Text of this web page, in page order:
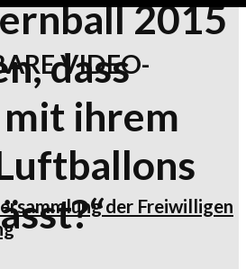
VIDEO-
der Freiwilligen
2015
dass
ihrem